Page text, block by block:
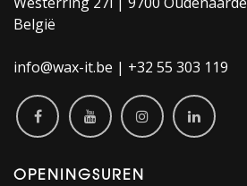
België
info@wax-it.be | +32 55 303 119
OPENINGSUREN